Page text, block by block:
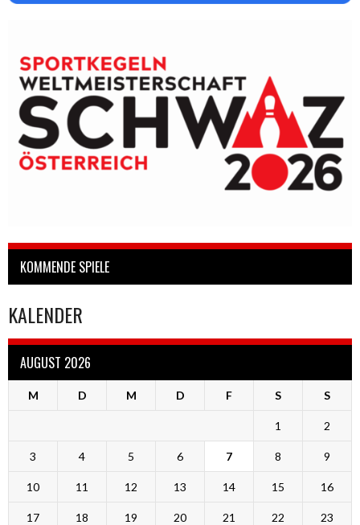
KOMMENDE SPIELE
KALENDER
AUGUST 2026
M D M D F S S
1 2
3 4 5 6 7 8 9
10 11 12 13 14 15 16
17 18 19 20 21 22 23